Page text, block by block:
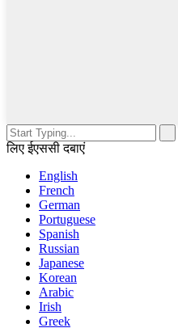
लिए ईएससी दबाएं
English
French
German
Portuguese
Spanish
Russian
Japanese
Korean
Arabic
Irish
Greek